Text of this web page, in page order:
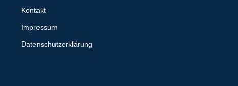
Kontakt
Impressum
Datenschutzerklärung